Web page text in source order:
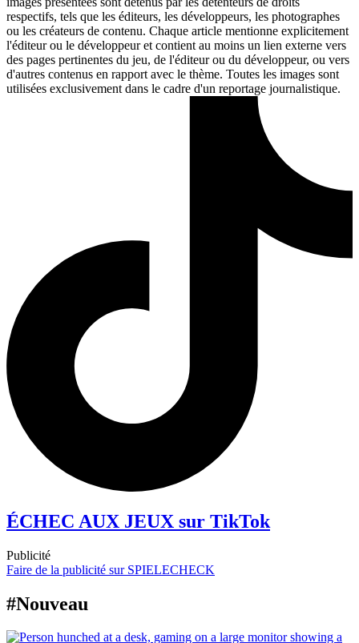
respectifs, tels que les éditeurs, les développeurs, les photographes
ou les créateurs de contenu. Chaque article mentionne explicitement
l'éditeur ou le développeur et contient au moins un lien externe vers
des pages pertinentes du jeu, de l'éditeur ou du développeur, ou vers
d'autres contenus en rapport avec le thème. Toutes les images sont
utilisées exclusivement dans le cadre d'un reportage journalistique.
ÉCHEC AUX JEUX sur TikTok
Publicité
Faire de la publicité sur SPIELECHECK
#Nouveau